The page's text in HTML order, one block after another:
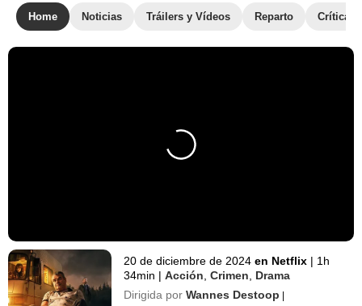
Home Noticias Tráilers y Vídeos Reparto Críticas
20 de diciembre de 2024 en Netflix | 1h
34min | Acción ,Crimen
Drama
Dirigida por Wannes Destoop |